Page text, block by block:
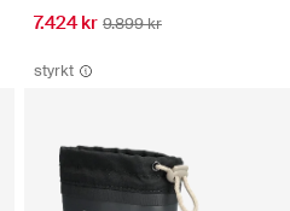
7.424 kr 9.899 kr
styrkt